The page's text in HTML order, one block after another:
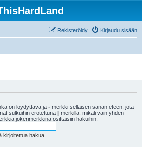
Kirjaudu sisään
Rekisteröidy
on löydyttävä ja - merkki sellaisen sanan eteen, jota
sulkuihin erotettuna |-merkillä, mikäli vain yhden
jokerimerkkinä osittaisiin hakuihin.
kirjoitettua hakua